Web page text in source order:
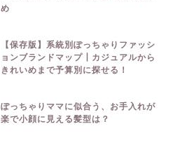
め
【保存版】系統別ぽっちゃりファッシ
ョンブランドマップ┃カジュアルから
きれいめまで予算別に探せる！
ぽっちゃりママに似合う、お手入れが
楽で小顔に見える髪型は？